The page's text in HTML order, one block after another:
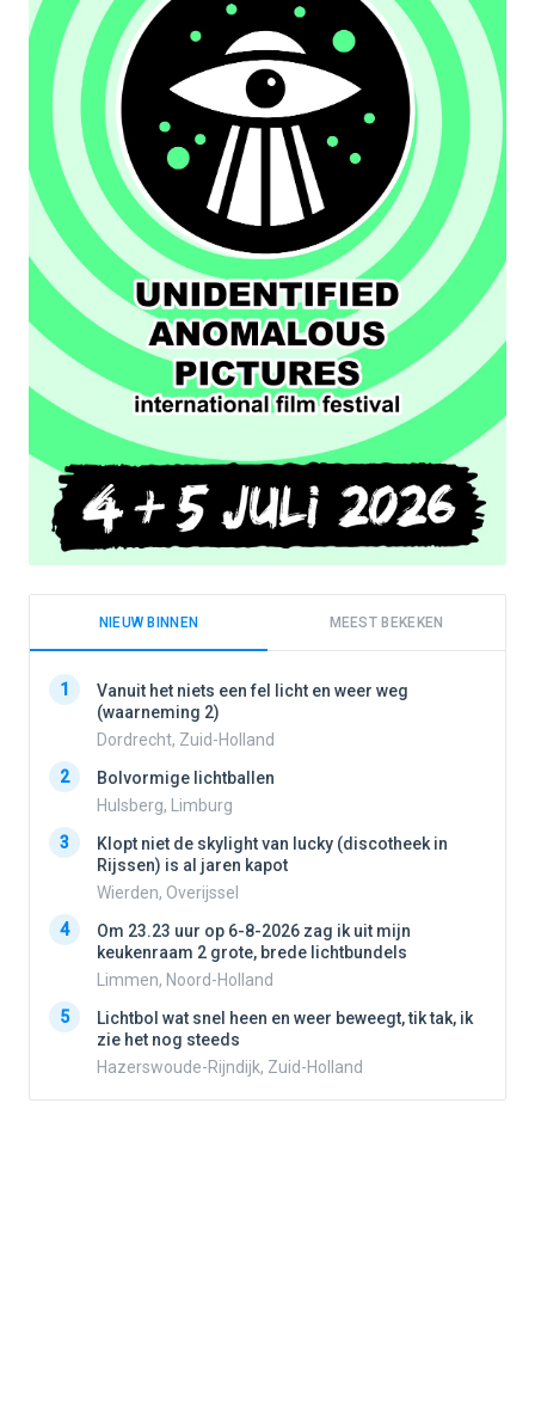
NIEUW BINNEN MEEST BEKEKEN
1
Vanuit het niets een fel licht en weer weg
(waarneming 2)
Dordrecht, Zuid-Holland
2
Bolvormige lichtballen
Hulsberg, Limburg
3
Klopt niet de skylight van lucky (discotheek in
Rijssen) is al jaren kapot
Wierden, Overijssel
4
Om 23.23 uur op 6-8-2026 zag ik uit mijn
keukenraam 2 grote, brede lichtbundels
Limmen, Noord-Holland
5
Lichtbol wat snel heen en weer beweegt, tik tak, ik
zie het nog steeds
Hazerswoude-Rijndijk, Zuid-Holland